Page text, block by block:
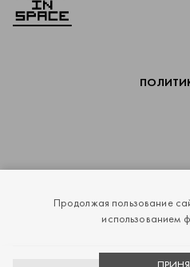
Продолжая пользование
использованием